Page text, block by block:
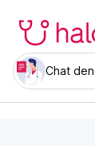
Chat